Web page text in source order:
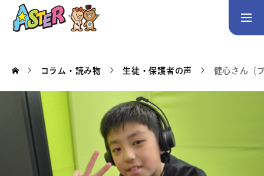
トップページ
コース案内
英会話／プログラミング／3Dデザイン／学童保育
英会話（未就学児） 英会話（小学生）
コラム・読み物 生徒・保護者の声 健心さん（